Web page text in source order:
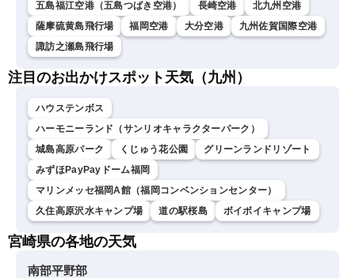
五島福江空港（五島つばき空港） 長崎空港
北九州空港
薩摩硫黄島飛行場
福岡空港 大分空港
九州佐賀国際空港
諏訪之瀬島飛行場
注目のお出かけスポット天気（九州）
ハウステンボス
ハーモニーランド（サンリオキャラクターパーク）
城島高原パーク
くじゅう花公園
グリーンランドリゾート
みずほPayPayドーム福岡
マリンメッセ福岡A館（福岡コンベンションセンター）
久住高原沢水キャンプ場
道の駅桜島 ボイボイキャンプ場
宮崎県の各地の天気
南部平野部